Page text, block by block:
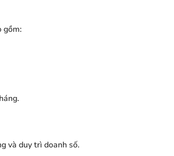
gồm:
và duy trì doanh số.